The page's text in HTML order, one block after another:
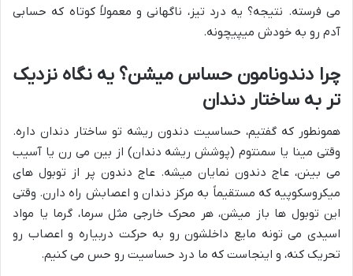
می فرسته. نتیجه؟ یه درد تیز، ناگهانی و معمولاً کوتاه که حسابی
آدم رو به خودش میپیچونه.
چرا دندونامون حساس میشن؟ یه نگاه نزدیک
تر به ساختار دندان
همونطور که گفتیم، حساسیت دندون ریشه تو ساختار دندان داره.
وقتی مینا یا سمنتوم (پوشش ریشه دندان) از بین می رن یا آسیب
می بینن، عاج دندون نمایان میشه. عاج دندون پر از توبول های
میکروسکوپیه که مستقیماً به مرکز دندان و اعصابش راه دارن. وقتی
این توبول ها باز میشن، هر محرک خارجی مثل سرما، گرما یا مواد
اسیدی می تونه مایع داخلشون رو به حرکت دربیاره و اعصاب رو
تحریک کنه، و اینجاست که ما درد حساسیت رو حس می کنیم.